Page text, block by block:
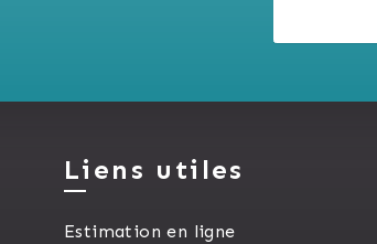
Liens utiles
Estimation en ligne